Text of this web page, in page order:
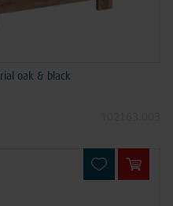
oak & black
In